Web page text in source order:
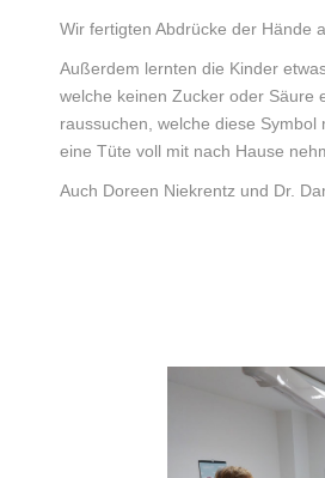
Wir fertigten Abdrücke der Hände
Außerdem lernten die Kinder
welche keinen Zucker oder Säure
raussuchen, welche diese
eine Tüte voll mit nach Hause
Auch Doreen Niekrentz und Dr.